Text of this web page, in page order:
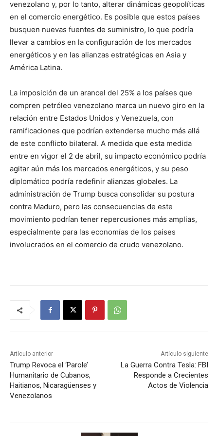
venezolano y, por lo tanto, alterar dinámicas geopolíticas
en el comercio energético. Es posible que estos países
busquen nuevas fuentes de suministro, lo que podría
llevar a cambios en la configuración de los mercados
energéticos y en las alianzas estratégicas en Asia y
América Latina.
La imposición de un arancel del 25% a los países que
compren petróleo venezolano marca un nuevo giro en la
relación entre Estados Unidos y Venezuela, con
ramificaciones que podrían extenderse mucho más allá
de este conflicto bilateral. A medida que esta medida
entre en vigor el 2 de abril, su impacto económico podría
agitar aún más los mercados energéticos, y su peso
diplomático podría redefinir alianzas globales. La
administración de Trump busca consolidar su postura
contra Maduro, pero las consecuencias de este
movimiento podrían tener repercusiones más amplias,
especialmente para las economías de los países
involucrados en el comercio de crudo venezolano.
Artículo anterior
Trump Revoca el ‘Parole’
Humanitario de Cubanos,
Haitianos, Nicaragüenses y
Venezolanos
Artículo siguiente
La Guerra Contra Tesla: FBI
Responde a Crecientes
Actos de Violencia